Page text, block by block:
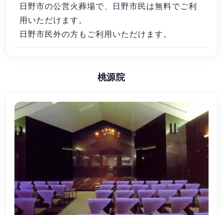
日野市の公営火葬場で、日野市民は無料でご利
用いただけます。
日野市民外の方もご利用いただけます。
桃源院